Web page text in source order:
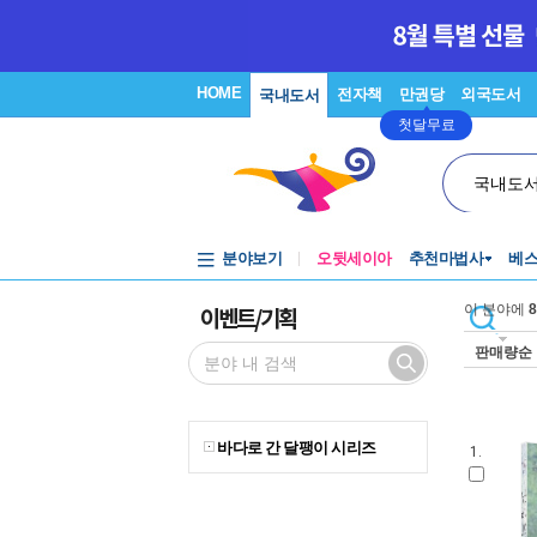
HOME 국내도서 전자책 만권당
첫달무료
외국도서
국내도
분야보기 오뒷세이아 추천마법사 베
이벤트/기획
바다로 간 달팽이 시리즈
이 분야에 8
판매량순
1.